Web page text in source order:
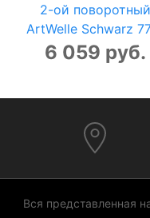
2-ой поворотный
ArtWelle Schwarz
6 059 руб.
Вся представленная